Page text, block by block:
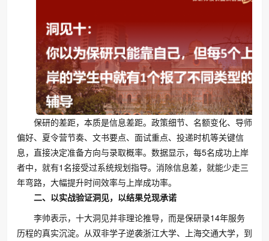
保研的差距，本质是信息差距。政策细节、名额变化、导师
偏好、夏令营节奏、文书要点、面试重点、投递时机等关键信
息，直接决定准备方向与录取概率。数据显示，每5名成功上岸
者中，就有1名接受过系统规划指导。消除信息差，就能少走三
年弯路，大幅提升时间效率与上岸成功率。
二、以实战验证洞见，以结果兑现承诺
李帅表示，十大洞见并非理论推导，而是保研录14年服务
历程的真实沉淀。从双非学子逆袭浙江大学、上海交通大学，到